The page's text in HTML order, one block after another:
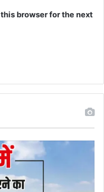
browser for the next